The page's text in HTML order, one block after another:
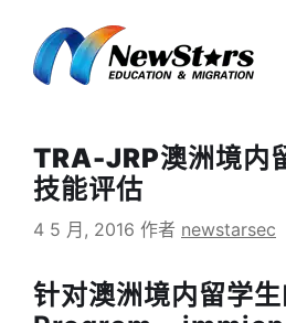
TRA-JRP澳洲境内
技能评估
4 5 月, 2016 作者 newstarsec
针对澳洲境内留学